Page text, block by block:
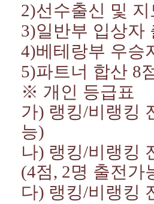
2)선수출신 및
3)일반부 입상자
4)베테랑부 우승
5)파트너 합산 8
※ 개인 등급표
가) 랭킹/비랭킹
능)
나) 랭킹/비랭킹
(4점, 2명 출전가
다) 랭킹/비랭킹